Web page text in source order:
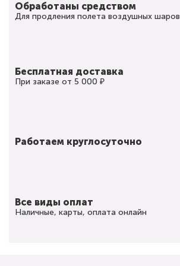
Обработаны средством
Для продления полета воздушных шаров
Бесплатная доставка
При заказе от 5 000 ₽
Работаем круглосуточно
Все виды оплат
Наличные, карты, оплата онлайн